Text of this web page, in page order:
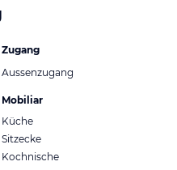
Zugang
Aussenzugang
Mobiliar
Küche
Sitzecke
Kochnische